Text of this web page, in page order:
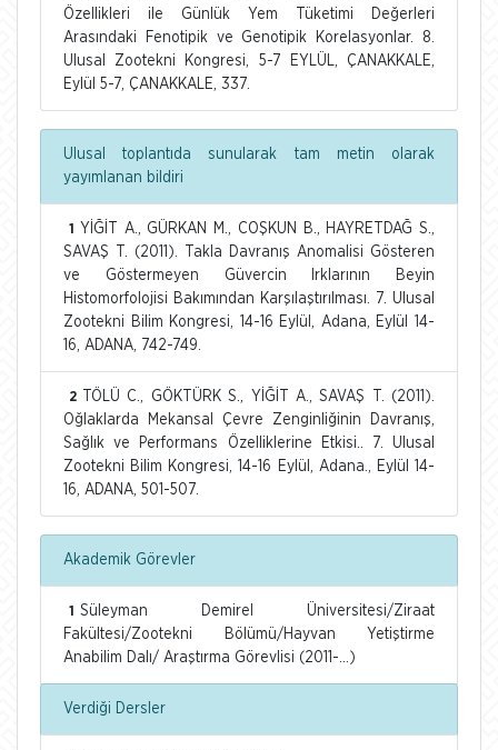
Özellikleri ile Günlük Yem Tüketimi Değerleri
Arasındaki Fenotipik ve Genotipik Korelasyonlar. 8.
Ulusal Zootekni Kongresi, 5-7 EYLÜL, ÇANAKKALE,
Eylül 5-7, ÇANAKKALE, 337.
Ulusal toplantıda sunularak tam metin olarak
yayımlanan bildiri
1
YİĞİT A., GÜRKAN M., COŞKUN B., HAYRETDAĞ S.,
SAVAŞ T. (2011). Takla Davranış Anomalisi Gösteren
ve Göstermeyen Güvercin Irklarının Beyin
Histomorfolojisi Bakımından Karşılaştırılması. 7. Ulusal
Zootekni Bilim Kongresi, 14-16 Eylül, Adana, Eylül 14-
16, ADANA, 742-749.
2
TÖLÜ C., GÖKTÜRK S., YİĞİT A., SAVAŞ T. (2011).
Oğlaklarda Mekansal Çevre Zenginliğinin Davranış,
Sağlık ve Performans Özelliklerine Etkisi.. 7. Ulusal
Zootekni Bilim Kongresi, 14-16 Eylül, Adana., Eylül 14-
16, ADANA, 501-507.
Akademik Görevler
1
Süleyman Demirel Üniversitesi/Ziraat
Fakültesi/Zootekni Bölümü/Hayvan Yetiştirme
Anabilim Dalı/ Araştırma Görevlisi (2011-...)
Verdiği Dersler